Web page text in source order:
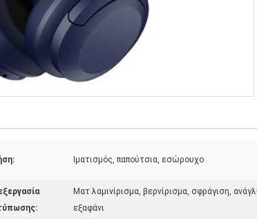
Ιματισμός, παπούτσια, εσώρουχο
Ματ λαμινίρισμα, βερνίρισμα, σφράγιση,
εξαφάνι